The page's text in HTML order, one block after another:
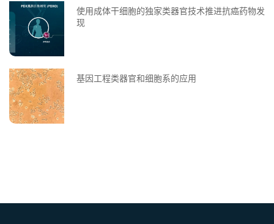
使用成体干细胞的独家类器官技术推进抗癌药物发
现
基因工程类器官和细胞系的应用